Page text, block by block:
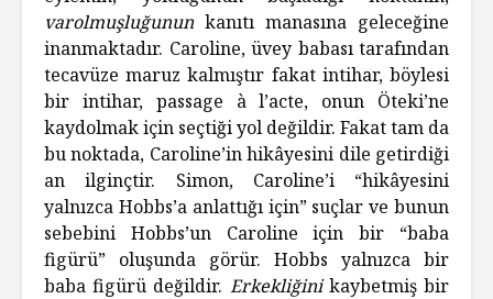
varolmuşluğunun kanıtı manasına geleceğine
inanmaktadır. Caroline, üvey babası tarafından
tecavüze maruz kalmıştır fakat intihar, böylesi
bir intihar, passage à l’acte, onun Öteki’ne
kaydolmak için seçtiği yol değildir. Fakat tam da
bu noktada, Caroline’in hikâyesini dile getirdiği
an ilginçtir. Simon, Caroline’i “hikâyesini
yalnızca Hobbs’a anlattığı için” suçlar ve bunun
sebebini Hobbs’un Caroline için bir “baba
figürü” oluşunda görür. Hobbs yalnızca bir
baba figürü değildir. Erkekliğinikaybetmiş bir